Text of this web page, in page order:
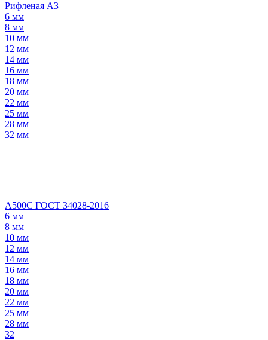
Рифленая А3
6 мм
8 мм
10 мм
12 мм
14 мм
16 мм
18 мм
20 мм
22 мм
25 мм
28 мм
32 мм
А500С ГОСТ 34028-2016
6 мм
8 мм
10 мм
12 мм
14 мм
16 мм
18 мм
20 мм
22 мм
25 мм
28 мм
32